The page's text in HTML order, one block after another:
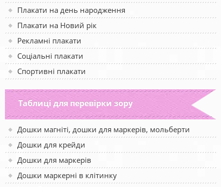
Плакати на день народження
Плакати на Новий рік
Рекламні плакати
Соціальні плакати
Спортивні плакати
Таблиці для перевірки зору
Дошки магніті, дошки для маркерів, мольберти
Дошки для крейди
Дошки для маркерів
Дошки маркерні в клітинку